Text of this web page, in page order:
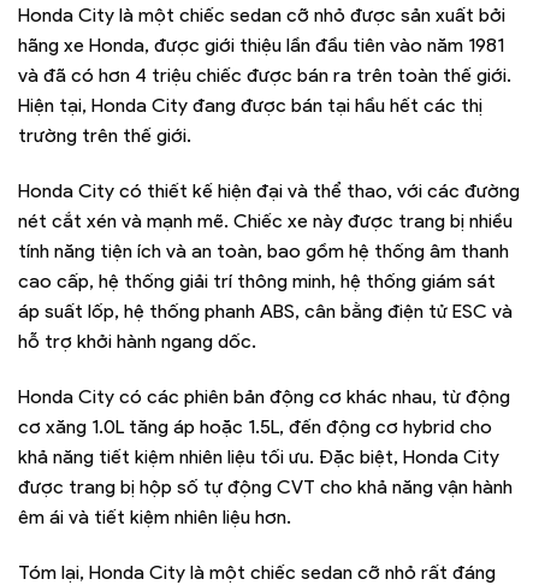
Honda City là một chiếc sedan cỡ nhỏ được sản xuất bởi
hãng xe Honda, được giới thiệu lần đầu tiên vào năm 1981
và đã có hơn 4 triệu chiếc được bán ra trên toàn thế giới.
Hiện tại, Honda City đang được bán tại hầu hết các thị
trường trên thế giới.
Honda City có thiết kế hiện đại và thể thao, với các đường
nét cắt xén và mạnh mẽ. Chiếc xe này được trang bị nhiều
tính năng tiện ích và an toàn, bao gồm hệ thống âm thanh
cao cấp, hệ thống giải trí thông minh, hệ thống giám sát
áp suất lốp, hệ thống phanh ABS, cân bằng điện tử ESC và
hỗ trợ khởi hành ngang dốc.
Honda City có các phiên bản động cơ khác nhau, từ động
cơ xăng 1.0L tăng áp hoặc 1.5L, đến động cơ hybrid cho
khả năng tiết kiệm nhiên liệu tối ưu. Đặc biệt, Honda City
được trang bị hộp số tự động CVT cho khả năng vận hành
êm ái và tiết kiệm nhiên liệu hơn.
Tóm lại, Honda City là một chiếc sedan cỡ nhỏ rất đáng